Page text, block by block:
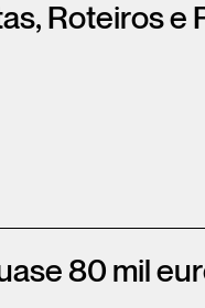
Roteiros e
80 mil